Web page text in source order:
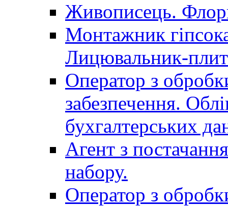
Живописець.
Монтажник
Лицювальник-
Оператор з
забезпечення.
бухгалтерських
Агент з
набору.
Оператор з